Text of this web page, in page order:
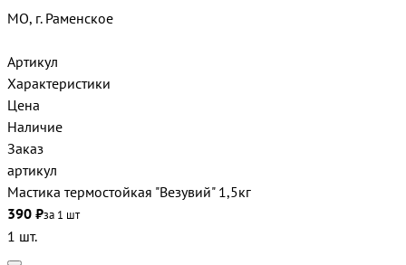
МО, г. Раменское
Артикул
Характеристики
Цена
Наличие
Заказ
артикул
Мастика термостойкая "Везувий" 1,5кг
390 ₽за 1 шт
1 шт.